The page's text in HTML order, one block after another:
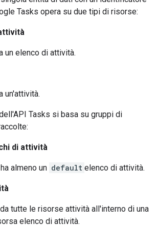
Tasks opera su due tipi di risorse:
un elenco di attività.
un'attività.
Tasks si basa su gruppi di
di attività
almeno un default elenco di attività.
tutte le risorse attività all'interno di una
elenco di attività.